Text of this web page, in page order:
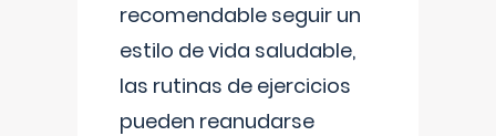
recomendable seguir un
estilo de vida saludable,
las rutinas de ejercicios
pueden reanudarse